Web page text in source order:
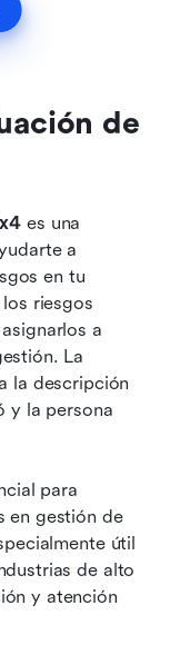
de
es una
a
en tu
riesgos
a
La
la descripción
y la persona
para
en gestión de
útil
de alto
y atención